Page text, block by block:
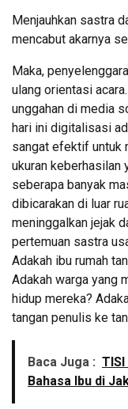
Menjauhkan sastra
mencabut akarnya
Maka,
ulang orientasi
unggahan di media
hari ini digitalisasi
sangat efektif untuk
ukuran keberhasilan
seberapa banyak
dibicarakan di luar
meninggalkan jejak
pertemuan sastra
Adakah ibu rumah
Adakah warga yang
hidup mereka?
tangan penulis ke
Baca Juga :
Bahasa Ibu di